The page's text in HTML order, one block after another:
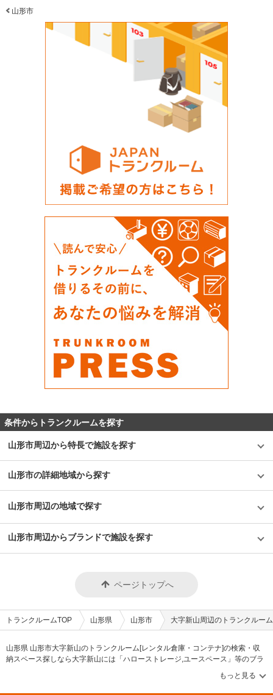
山形市
条件からトランクルームを探す
山形市周辺から特長で施設を探す
山形市の詳細地域から探す
山形市周辺の地域で探す
山形市周辺からブランドで施設を探す
ページトップへ
トランクルームTOP 山形県 山形市 大字新山周辺のトランクルー
山形県 山形市大字新山のトランクルーム[レンタル倉庫・コンテナ]の検索・収
納スペース探しなら大字新山には「ハローストレージ,ユースペース」等のブラ
ンドが掲載されています。借りたい地域から探して、広さ・料金[賃料]・セキュ
リティ・空調完備・24時間出し入れ可能などの希望条件で絞込み！豊富な物件
数から様々な方法でご希望の収納スペースを簡単に探せるトランクルーム情報